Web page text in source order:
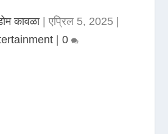
कावळा|एप्रिल 5, 2025|
0